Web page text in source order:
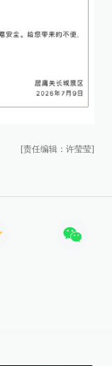
[责任编辑：许莹莹]